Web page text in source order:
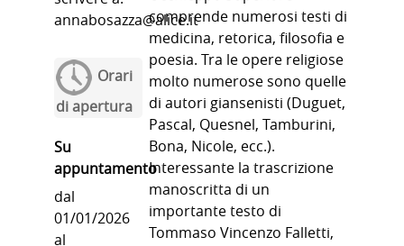
annabosazza@alice.it
Orari
di apertura
Su
appuntamento
dal
01/01/2026
al
comprende numerosi testi di
medicina, retorica, filosofia e
poesia. Tra le opere religiose
molto numerose sono quelle
di autori giansenisti (Duguet,
Pascal, Quesnel, Tamburini,
Bona, Nicole, ecc.).
Interessante la trascrizione
manoscritta di un
importante testo di
Tommaso Vincenzo Falletti,